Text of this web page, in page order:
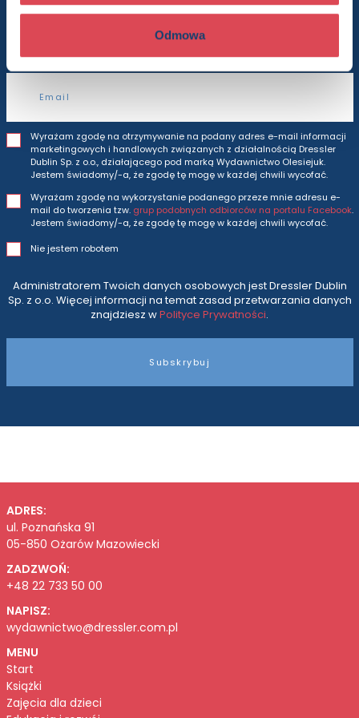
Odmowa
Będziesz otrzymywać wszytkie nasze nowości
prosto do Twojej skrzynki odbiorczej.
Wyrażam zgodę na otrzymywanie na podany adres e-mail informacji
marketingowych i handlowych związanych z działalnością Dressler
Dublin Sp. z o.o., działającego pod marką Wydawnictwo Olesiejuk.
Jestem świadomy/-a, że zgodę tę mogę w każdej chwili wycofać.
Wyrażam zgodę na wykorzystanie podanego przeze mnie adresu e-
mail do tworzenia tzw. grup podobnych odbiorców na portalu Facebook.
Jestem świadomy/-a, że zgodę tę mogę w każdej chwili wycofać.
Nie jestem robotem
Administratorem Twoich danych osobowych jest Dressler Dublin
Sp. z o.o. Więcej informacji na temat zasad przetwarzania danych
znajdziesz wPolityce Prywatności.
Subskrybuj
ADRES:
ul. Poznańska 91
05-850 Ożarów Mazowiecki
ZADZWOŃ:
+48 22 733 50 00
NAPISZ:
wydawnictwo@dressler.com.pl
MENU
Start
Książki
Zajęcia dla dzieci